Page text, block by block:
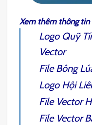
Xem thêm thông tin
Logo Quỹ
Vector
FileBông
Logo Hội
File Vector
File Vector